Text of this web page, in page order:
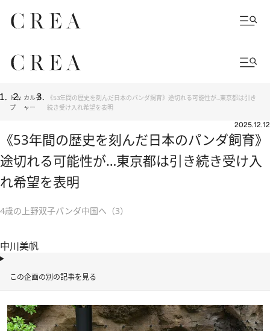
トッ
プ
カルチ
ャー
《53年間の歴史を刻んだ日本のパンダ飼育》途切れる可能性が…東京都は引き
続き受け入れ希望を表明
2025.12.12
《53年間の歴史を刻んだ日本のパンダ飼育》
途切れる可能性が…東京都は引き続き受け入
れ希望を表明
4歳の上野双子パンダ中国へ（3）
中川美帆
この企画の別の記事を見る